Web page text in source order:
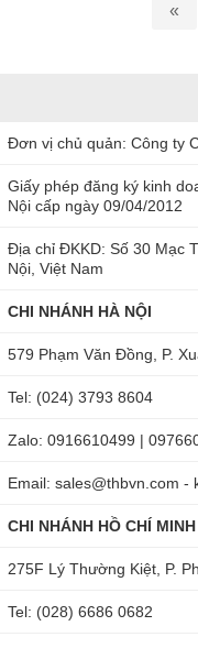
Phép đo True RMS
Băng thông tần số từ
Có thể chọn linh
hoặc MEAN.
Thời gian giữ đỉnh
Công suất thấp Ohm
điện tử nhạy cảm
giao diện USB (có thể
Có thể truyền MAX
«
Đơn vị chủ quản: Công ty
Giấy phép đăng ký kinh
Nội cấp ngày 09/04/2012
Địa chỉ ĐKKD: Số 30 Mạc
Nội, Việt Nam
CHI NHÁNH HÀ NỘI
579 Phạm Văn Đồng, P.
Tel: (024) 3793 8604
Zalo: 0916610499 |
Email: sales@thbvn.com -
CHI NHÁNH HỒ CHÍ MINH
275F Lý Thường Kiệt, P.
Tel: (028) 6686 0682